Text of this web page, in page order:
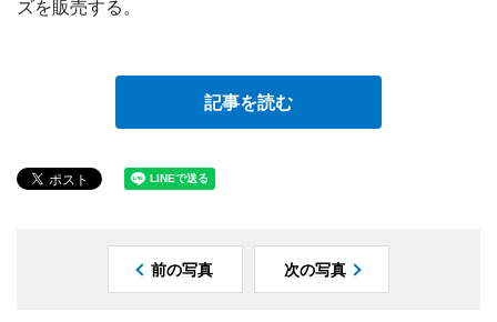
ズを販売する。
記事を読む
前の写真 次の写真